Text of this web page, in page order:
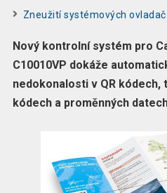
Zneužití systémových
Nový kontrolní systém pro
C10010VP dokáže
nedokonalosti v QR kódech,
kódech a proměnných